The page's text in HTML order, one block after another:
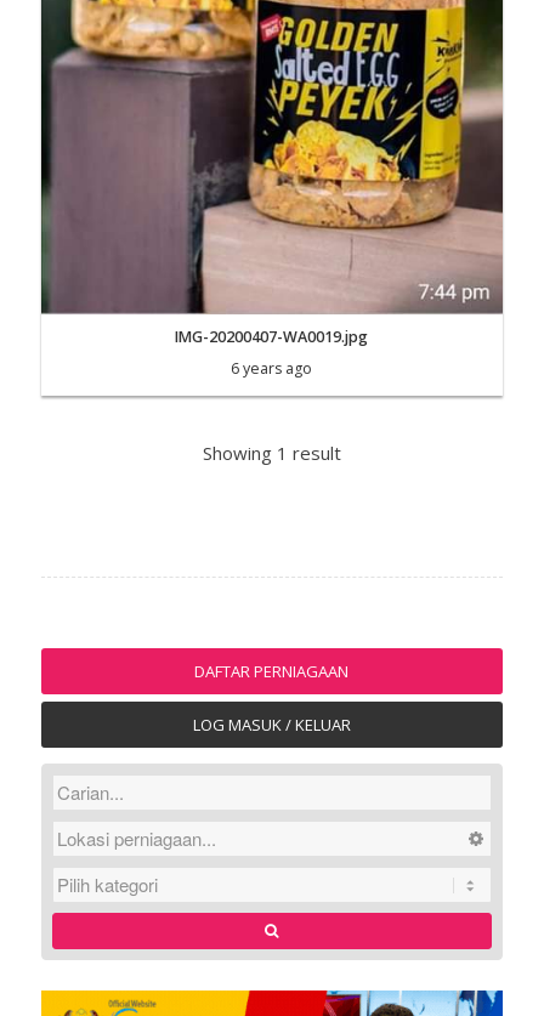
IMG-20200407-WA0019.jpg
6 years ago
Showing 1 result
DAFTAR PERNIAGAAN
LOG MASUK / KELUAR